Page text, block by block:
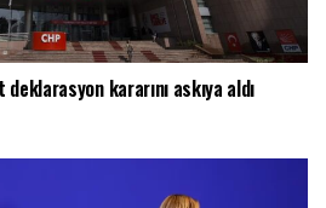
kararını askıya aldı